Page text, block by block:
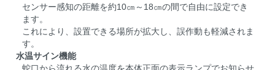
センサー感知の距離を約10㎝～18㎝の間で自由に設定でき
ます。
これにより、設置できる場所が拡大し、誤作動も軽減されま
す。
水温サイン機能
蛇口から流れる水の温度を本体正面の表示ランプでお知らせ